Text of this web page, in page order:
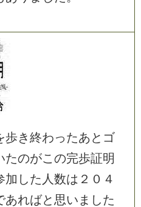
歩き終わったあと ゴ
たのがこ の完歩証明
加 した 人数は ２ ０ ４
あればと 思い ま した